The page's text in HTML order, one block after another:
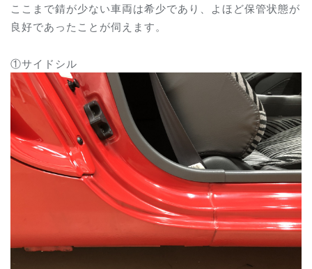
ここまで錆が少ない車両は希少であり、よほど保管状態が
良好であったことが伺えます。
①サイドシル